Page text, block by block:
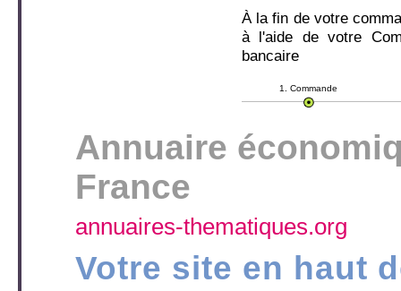
À la fin de votre
à l'aide de votre
bancaire
1. Commande
Annuaire
France
annuaires-thematiques.org
Votre site en haut